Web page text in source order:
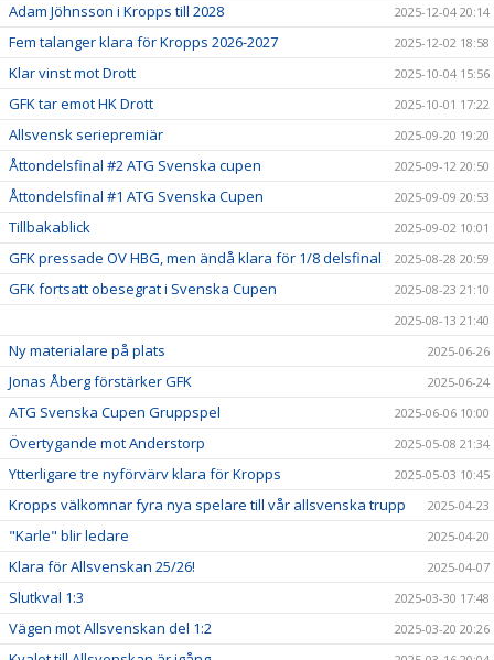
Adam Jöhnsson i Kropps till 2028 2025-12-04 20:14
Fem talanger klara för Kropps 2026-2027 2025-12-02 18:58
Klar vinst mot Drott 2025-10-04 15:56
GFK tar emot HK Drott 2025-10-01 17:22
Allsvensk seriepremiär 2025-09-20 19:20
Åttondelsfinal #2 ATG Svenska cupen 2025-09-12 20:50
Åttondelsfinal #1 ATG Svenska Cupen 2025-09-09 20:53
Tillbakablick 2025-09-02 10:01
GFK pressade OV HBG, men ändå klara för 1/8 delsfinal 2025-08-28 20:59
GFK fortsatt obesegrat i Svenska Cupen
2025-08-23 21:10
2025-08-13 21:40
Ny materialare på plats 2025-06-26
Jonas Åberg förstärker GFK 2025-06-24
ATG Svenska Cupen Gruppspel 2025-06-06 10:00
Övertygande mot Anderstorp 2025-05-08 21:34
Ytterligare tre nyförvärv klara för Kropps 2025-05-03 10:45
Kropps välkomnar fyra nya spelare till vår allsvenska trupp 2025-04-23
"Karle" blir ledare 2025-04-20
Klara för Allsvenskan 25/26! 2025-04-07
Slutkval 1:3 2025-03-30 17:48
Vägen mot Allsvenskan del 1:2 2025-03-20 20:26